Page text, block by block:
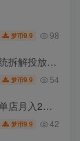
梦币9.9 98
升广告投产回报率
梦币9.9 54
选品+三店循环玩法全掌握
梦币9.9 42